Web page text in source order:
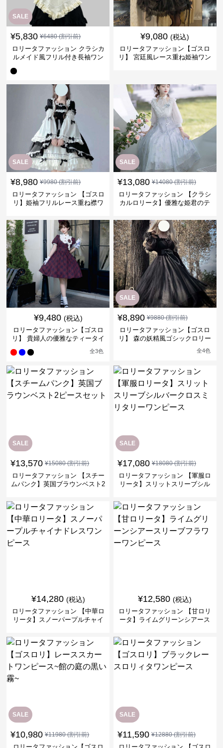
SALE
¥5,830 ¥6480(割引前)
ロリータファッション クラシカ
ルメイド風フリル付き長袖ワン
¥9,080 (税込)
ロリータファッション【ゴスロ
リ】 宮廷風レース重ね姫袖ワン
SALE
¥8,980 ¥9980(割引前)
ロリータファッション 【ゴスロ
リ】姫袖フリルレース重ね襟ワ
SALE
¥13,080 ¥14080(割引前)
ロリータファッション 【クラシ
カルロリータ】優雅な姫君のテ
¥9,480 (税込)
ロリータファッション【ゴスロ
リ】 貴婦人の優雅なティータイ
全3色
SALE
¥8,890 ¥9880(割引前)
ロリータファッション【ゴスロ
リ】 森の妖精風ゴシックロリー
全4色
SALE
¥13,570 ¥15080(割引前)
ロリータファッション 【スチー
ムパンク】英国ブラウンベスト2
SALE
¥17,080 ¥18080(割引前)
ロリータファッション 【軍服ロ
リータ】スリットスリーブシル
¥14,280 (税込)
ロリータファッション 【中華ロ
リータ】スノーパープルチャイ
¥12,580 (税込)
ロリータファッション 【甘ロリ
ータ】ライムグリーンシアース
SALE
¥10,980 ¥11980(割引前)
SALE
¥11,590 ¥12880(割引前)